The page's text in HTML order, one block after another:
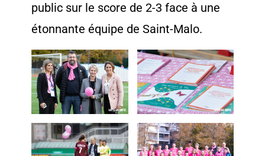
public sur le score de 2-3 face à une
étonnante équipe de Saint-Malo.